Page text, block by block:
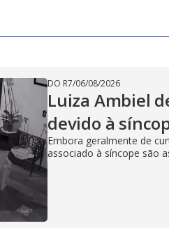
DO R7/06/08/2026
Luiza Ambiel
devido à
Embora geralmente de
associado à síncope são